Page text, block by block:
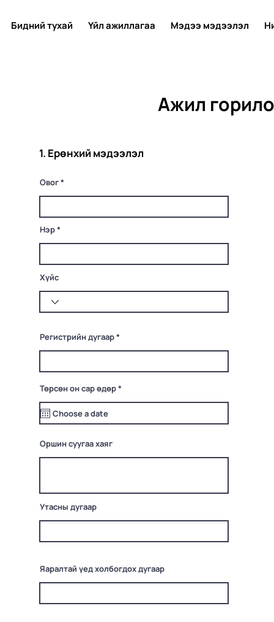
Бидний тухай Үйл ажиллагаа Мэдээ мэдээлэл
Ажил
1. Ерөнхий мэдээлэл
Овог
Нэр
Хүйс
Регистрийн дугаар
Төрсөн он сар өдөр*
q
r
Оршин суугаа хаяг
Утасны дугаар
Яаралтай үед холбогдох дугаар